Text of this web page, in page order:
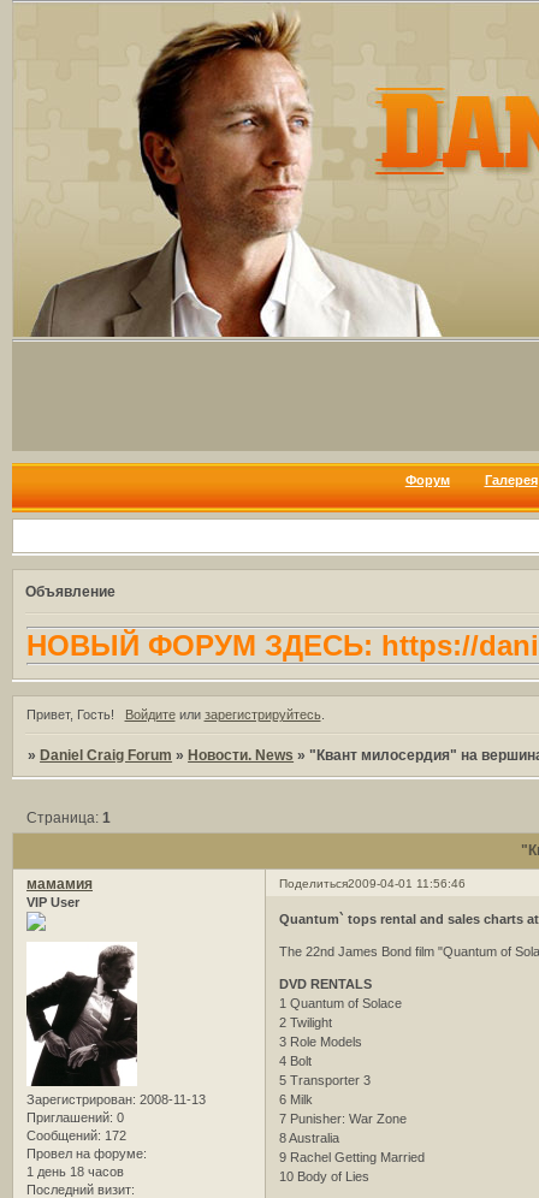
Форум Галерея
Объявление
НОВЫЙ ФОРУМ ЗДЕСЬ: https://
Привет, Гость! Войдитеили зарегистрируйтесь.
»Daniel Craig Forum »Новости. News »"Квант милосердия" на
Страница:1
Поделиться2009-04-01 11:56:46
мамамия
VIP User
Зарегистрирован: 2008-11-13
Приглашений: 0
Сообщений: 172
Провел на форуме:
1 день 18 часов
Последний визит:
Quantum` tops rental and sales charts
The 22nd James Bond film "Quantum of
DVD RENTALS
1 Quantum of Solace
2 Twilight
3 Role Models
4 Bolt
5 Transporter 3
6 Milk
7 Punisher: War Zone
8 Australia
9 Rachel Getting Married
10 Body of Lies